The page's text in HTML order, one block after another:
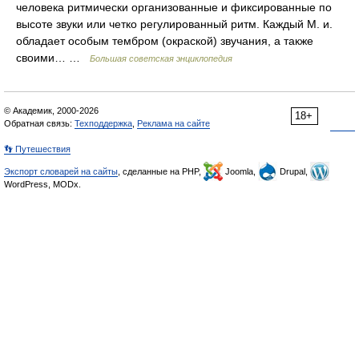
человека ритмически организованные и фиксированные по
высоте звуки или четко регулированный ритм. Каждый М. и.
обладает особым тембром (окраской) звучания, а также
своими… …
Большая советская энциклопедия
18+
© Академик, 2000-2026
Обратная связь: Техподдержка Реклама на сайте
👣 Путешествия
Экспорт словарей на сайты , сделанные на PHP, Joomla,
Drupal,
WordPress, MODx.